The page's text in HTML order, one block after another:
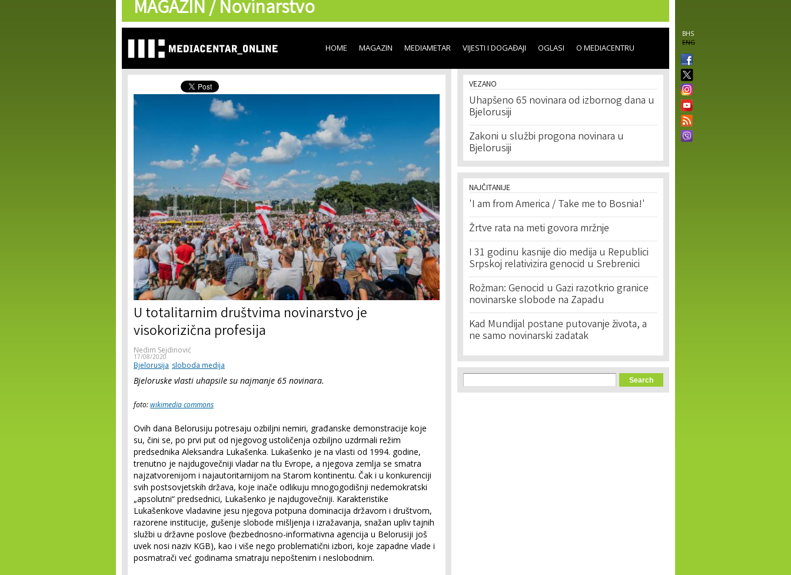
content
MAGAZIN /Novinarstvo
BHS
ENG
HOME MAGAZIN MEDIAMETAR VIJESTI I DOGAĐAJI OGLASI O MEDIACENTRU
U totalitarnim društvima novinarstvo je
visokorizična profesija
Nedim Sejdinović
17/08/2020
Bjelorusija sloboda medija
Bjeloruske vlasti uhapsile su najmanje 65 novinara.
foto:wikimedia commons
Ovih dana Belorusiju potresaju ozbiljni nemiri, građanske demonstracije koje
su, čini se, po prvi put od njegovog ustoličenja ozbiljno uzdrmali režim
predsednika Aleksandra Lukašenka. Lukašenko je na vlasti od 1994. godine,
trenutno je najdugovečniji vladar na tlu Evrope, a njegova zemlja se smatra
najzatvorenijom i najautoritarnijom na Starom kontinentu. Čak i u konkurenciji
svih postsovjetskih država, koje inače odlikuju mnogogodišnji nedemokratski
„apsolutni“ predsednici, Lukašenko je najdugovečniji. Karakteristike
Lukašenkove vladavine jesu njegova potpuna dominacija državom i društvom,
razorene institucije, gušenje slobode mišljenja i izražavanja, snažan upliv tajnih
službi u državne poslove (bezbednosno-informativna agencija u Belorusiji još
uvek nosi naziv KGB), kao i više nego problematični izbori, koje zapadne vlade i
posmatrači već godinama smatraju nepoštenim i neslobodnim.
VEZANO
Uhapšeno 65 novinara od izbornog dana u
Bjelorusiji
Zakoni u službi progona novinara u
Bjelorusiji
NAJČITANIJE
'I am from America / Take me to Bosnia!'
Žrtve rata na meti govora mržnje
I 31 godinu kasnije dio medija u Republici
Srpskoj relativizira genocid u Srebrenici
Rožman: Genocid u Gazi razotkrio granice
novinarske slobode na Zapadu
Kad Mundijal postane putovanje života, a
ne samo novinarski zadatak
Search form
Search